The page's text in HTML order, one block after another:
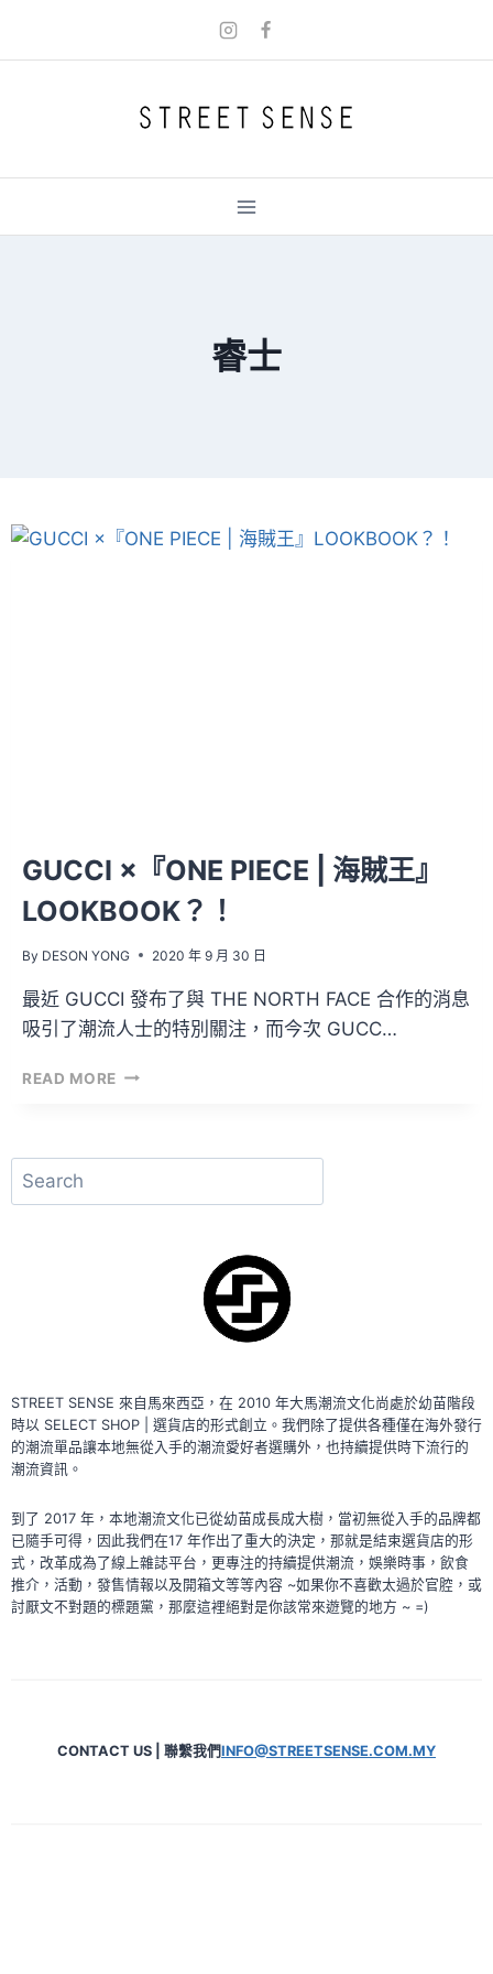
睿士
GUCCI ×『ONE PIECE | 海賊王』
LOOKBOOK？！
By DESON YONG 2020 年 9 月 30 日
最近 GUCCI 發布了與 THE NORTH FACE 合作的消息
吸引了潮流人士的特別關注，而今次 GUCC…
READ MORE GUCCI
海
王』
搜
尋
STREET SENSE 來自馬來西亞，在 2010 年大馬潮流文化尚處於幼苗階段
時以 SELECT SHOP | 選貨店的形式創立。我們除了提供各種僅在海外發行
的潮流單品讓本地無從入手的潮流愛好者選購外，也持續提供時下流行的
潮流資訊。
到了 2017 年，本地潮流文化已從幼苗成長成大樹，當初無從入手的品牌都
已隨手可得，因此我們在17 年作出了重大的決定，那就是結束選貨店的形
式，改革成為了線上雜誌平台，更專注的持續提供潮流，娛樂時事，飲食
推介，活動，發售情報以及開箱文等等內容 ~如果你不喜歡太過於官腔，或
討厭文不對題的標題黨，那麼這裡絕對是你該常來遊覽的地方 ~ =)
CONTACT US | 聯繫我們INFO@STREETSENSE.COM.MY